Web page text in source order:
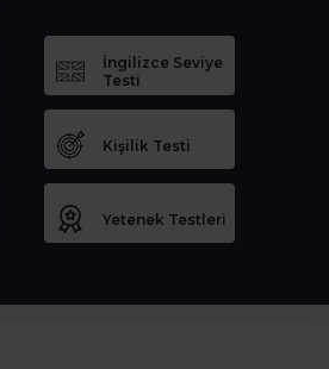
İngilizce Seviye
Testi
Kişilik Testi
Yetenek Testleri